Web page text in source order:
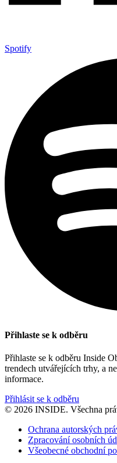
Spotify
Přihlaste se k odběru
Přihlaste se k odběru Inside
trendech utvářejících trhy, a
informace.
Přihlásit se k odběru
© 2026 INSIDE. Všechna
Ochrana autorských
Zpracování osobních
Všeobecné obchodní